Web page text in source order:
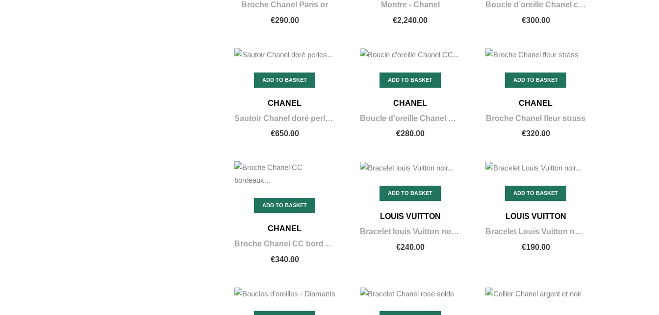
Broche Chanel Paris or
€290.00
Montre - Chanel
€2,240.00
Boucle d’oreille Chanel clips
€300.00
ADD TO BASKET
CHANEL
Sautoir Chanel doré perles noir
€650.00
ADD TO BASKET
CHANEL
Boucle d’oreille Chanel CC perles grise
€280.00
ADD TO BASKET
CHANEL
Broche Chanel fleur strass
€320.00
ADD TO BASKET
CHANEL
Broche Chanel CC bordeaux strass
€340.00
ADD TO BASKET
LOUIS VUITTON
Bracelet louis Vuitton noir intérieur bleu
€240.00
ADD TO BASKET
LOUIS VUITTON
Bracelet Louis Vuitton noir et argenté
€190.00